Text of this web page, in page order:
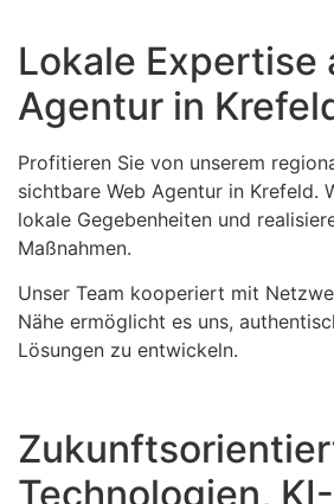
Lokale Expertise
Agentur in
Profitieren Sie von unserem
sichtbare Web Agentur in Krefeld.
lokale Gegebenheiten und
Maßnahmen.
Unser Team kooperiert mit
Nähe ermöglicht es uns,
Lösungen zu entwickeln.
Technologien, KI-